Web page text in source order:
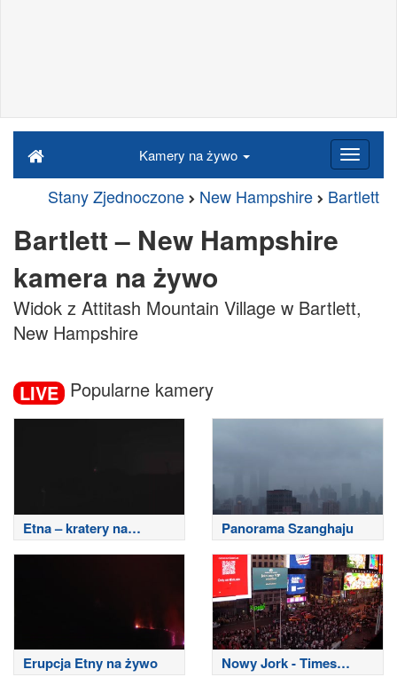
Kamery na żywo
Stany Zjednoczone New Hampshire Bartlett
Bartlett – New Hampshire
kamera na żywo
Widok z Attitash Mountain Village w Bartlett,
New Hampshire
LIVE Popularne kamery
Etna – kratery na
szczycie
Panorama Szanghaju
Erupcja Etny na żywo
Nowy Jork - Times
Square